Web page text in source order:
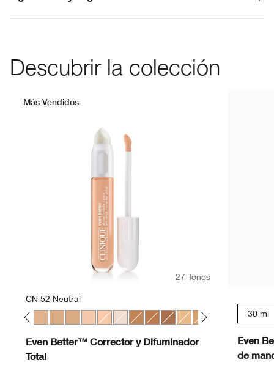
Descubrir la colección
Más Vendidos
27 Tonos
CN 52 Neutral
Even Better™ Corrector y Difuminador
Total
30 ml
Even
de